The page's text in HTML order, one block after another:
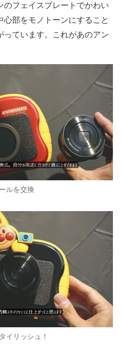
のフェイスプレートでかわい
心部をモノトーンにすること
っています。これがあのアン
ルを交換
イリッシュ！